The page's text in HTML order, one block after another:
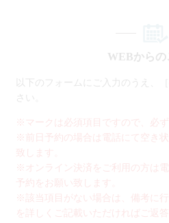
WEBからの
以下のフォームにご入力のうえ、
さい。
※マークは必須項目ですので、必
※前日予約の場合は電話にて空き
致します。
※オンライン決済をご利用の方は
予約をお願い致します。
※該当項目がない場合は、備考に
を詳しくご記載いただければご返